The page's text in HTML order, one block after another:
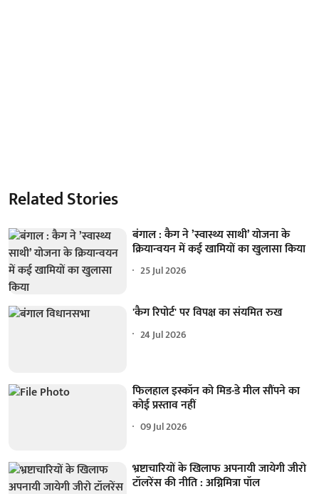
Related Stories
बंगाल : कैग ने ’स्वास्थ्य साथी’ योजना के
क्रियान्वयन में कई खामियों का खुलासा किया
25 Jul 2026
'कैग रिपोर्ट' पर विपक्ष का संयमित रुख
24 Jul 2026
फिलहाल इस्कॉन को मिड-डे मील सौंपने का
कोई प्रस्ताव नहीं
09 Jul 2026
भ्रष्टाचारियों के खिलाफ अपनायी जायेगी जीरो
टॉलरेंस की नीति : अग्निमित्रा पॉल